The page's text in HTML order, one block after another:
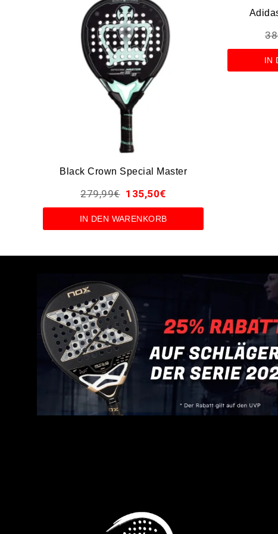
Black Crown Special Master
279,99€ 135,50€
IN DEN WARENKORB
IN